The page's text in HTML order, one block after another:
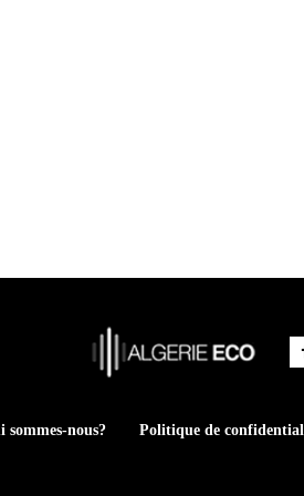
sommes-nous? Politique de